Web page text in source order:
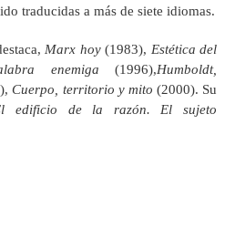
traducidas a más de siete idiomas.
Marx hoy(1983), Estética del
enemiga (1996),Humboldt,
Cuerpo, territorio y mito (2000). Su
edificio de la razón. El sujeto